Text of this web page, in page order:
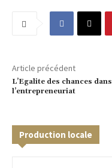
Article précédent
L’Egalite des chances dans
l’entrepreneuriat
Production locale